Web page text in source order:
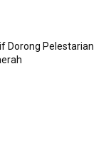
Dorong Pelestarian